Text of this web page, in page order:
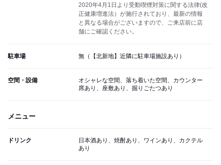
2020年4月1日より受動喫煙対策に関する法律(改
正健康増進法）が施行されており、最新の情報
と異なる場合がございますので、ご来店前に店
舗にご確認ください。
駐車場 無（【北新地】近隣に駐車場施設あり）
空間・設備
オシャレな空間、落ち着いた空間、カウンター
席あり、座敷あり、掘りごたつあり
メニュー
ドリンク
日本酒あり、焼酎あり、ワインあり、カクテル
あり